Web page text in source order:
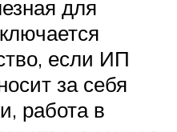
для
если ИП
за себя
работа в